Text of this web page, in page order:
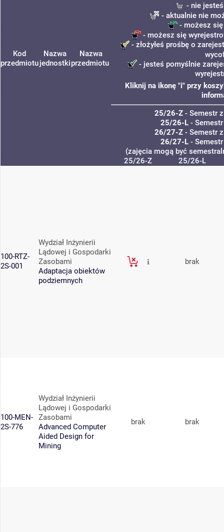
Kod
przedmiotu
Nazwa
jednostki
Nazwa
przedmiotu
- nie
- aktualnie nie
- możesz
- możesz się
- złożyłeś prośbę o
- jesteś pomyślnie
Kliknij na ikonę "i" przy
25/26-Z- Semestr
25/26-L-
26/27-Z- Semestr
26/27-L-
(zajęcia mogą być
25/26-Z
25/26-L
100-RTZ-
2S-001
Wydział Inżynierii
Lądowej i Gospodarki
Zasobami
Adaptacja obiektów
podziemnych
brak
100-MEN-
2S-776
Wydział Inżynierii
Lądowej i Gospodarki
Zasobami
Advanced Computer
Aided Design for
Mining
brak brak